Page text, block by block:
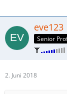
eve123
Senior
2. Juni 2018